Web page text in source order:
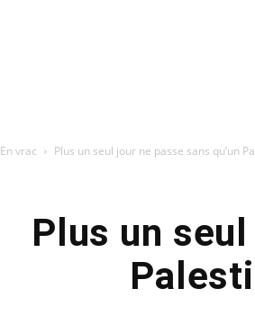
En vrac Plus un seul jour ne passe sans qu’un
Plus un seul